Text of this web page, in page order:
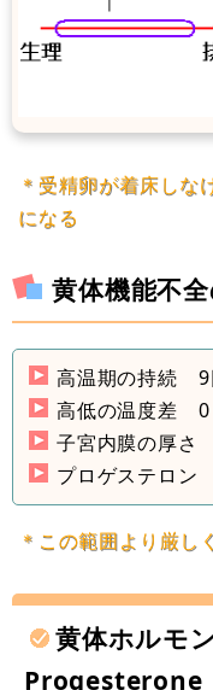
＊受精卵が着床しな
になる
黄体機能不
高温期の持続 9
高低の温度差 0
子宮内膜の厚
プロゲステロ
＊この範囲より厳し
黄体ホルモ
Progesterone